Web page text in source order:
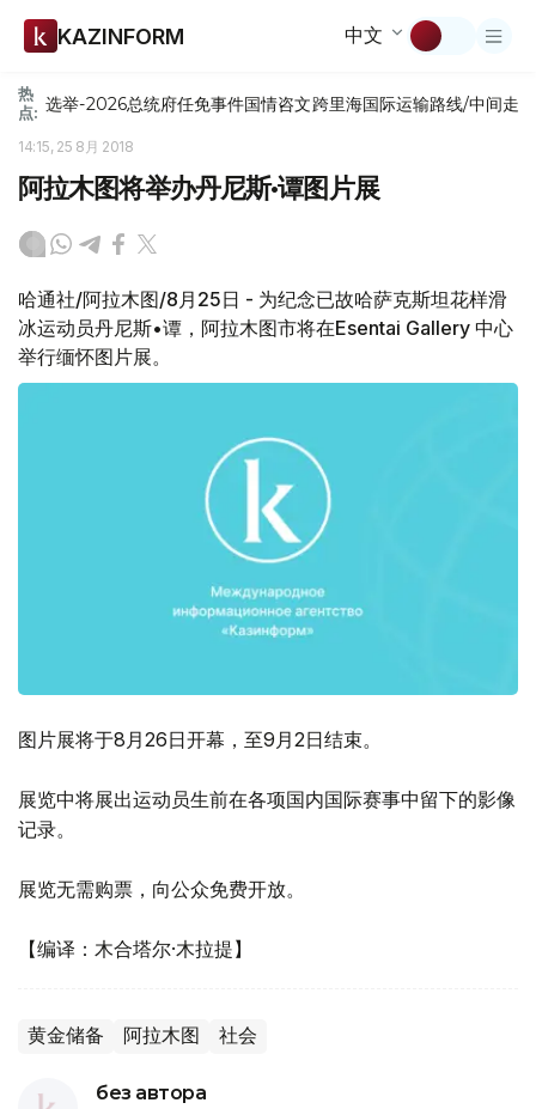
KAZINFORM 中文
热
点: 选举-2026总统府任免事件国情咨文跨里海国际运输路线/中间走廊
14:15, 25 8月 2018
阿拉木图将举办丹尼斯•谭图片展
哈通社/阿拉木图/8月25日 - 为纪念已故哈萨克斯坦花样滑
冰运动员丹尼斯•谭，阿拉木图市将在Esentai Gallery 中心
举行缅怀图片展。
图片展将于8月26日开幕，至9月2日结束。
展览中将展出运动员生前在各项国内国际赛事中留下的影像
记录。
展览无需购票，向公众免费开放。
【编译：木合塔尔·木拉提】
黄金储备 阿拉木图 社会
без автора